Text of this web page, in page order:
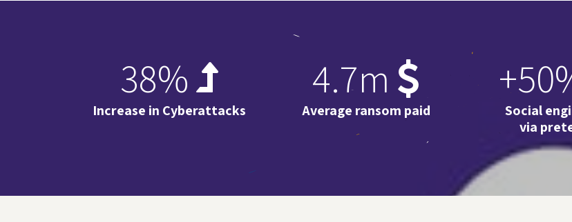
38%
Increase in Cyberattacks
4.7m
Average ransom paid
Social
via